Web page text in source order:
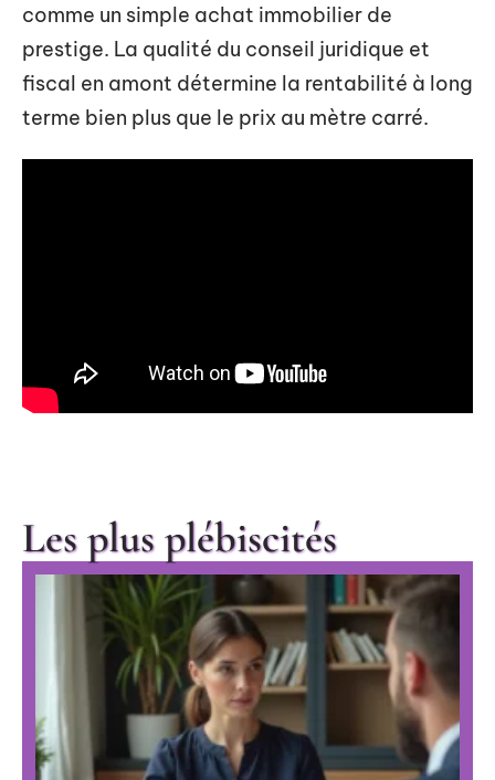
comme un simple achat immobilier de
prestige. La qualité du conseil juridique et
fiscal en amont détermine la rentabilité à long
terme bien plus que le prix au mètre carré.
Les plus plébiscités